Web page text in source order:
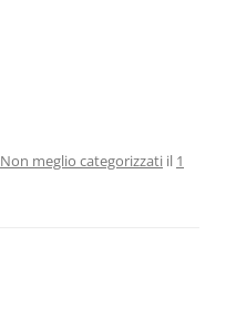
Non meglio categorizzati il 1